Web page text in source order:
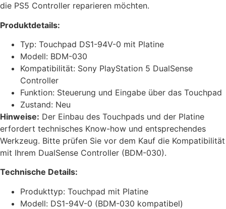
die PS5 Controller reparieren möchten.
Produktdetails:
Typ: Touchpad DS1-94V-0 mit Platine
Modell: BDM-030
Kompatibilität: Sony PlayStation 5 DualSense
Controller
Funktion: Steuerung und Eingabe über das Touchpad
Zustand: Neu
Hinweise: Der Einbau des Touchpads und der Platine
erfordert technisches Know-how und entsprechendes
Werkzeug. Bitte prüfen Sie vor dem Kauf die Kompatibilität
mit Ihrem DualSense Controller (BDM-030).
Technische Details:
Produkttyp: Touchpad mit Platine
Modell: DS1-94V-0 (BDM-030 kompatibel)